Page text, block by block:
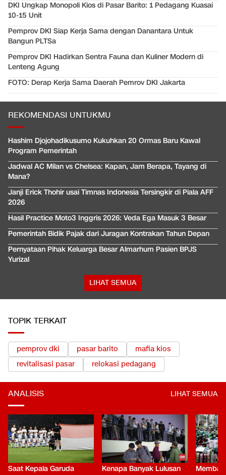
DKI Ungkap Monopoli Kios di Pasar Barito: 1 Pedagang Kuasai
10-15 Unit
Pemprov DKI Siap Kerja Sama dengan Danantara Untuk
Bangun PLTSa
Pemprov DKI Hadirkan Sentra Fauna dan Kuliner Modern di
Lenteng Agung
FOTO: Derap Kerja Sama Daerah Pemrov DKI Jakarta
REKOMENDASI UNTUKMU
Hashim Djojohadikusumo Kukuhkan 20 Ormas Baru Kawal
Program Pemerintah
Jadwal AC Milan vs Chelsea: Kapan, Jam Berapa, Tayang di
Mana?
Janji Erick Thohir usai Timnas Indonesia Tersingkir di Piala AFF
2026
Hasil Practice Moto3 Inggris 2026: Veda Ega Masuk 3 Besar
Pemerintah Bidik Pajak dari Juragan Kontrakan Tahun Depan
Pernyataan Pihak Keluarga Besar Almarhum Pasien BPJS
Yurizal
LIHAT SEMUA
TOPIK TERKAIT
pemprov dki pasar barito
mafia kios
revitalisasi pasar
relokasi pedagang
ANALISIS LIHAT SEMUA
Saat Kepala Garuda
Kenapa Banyak Lulusan